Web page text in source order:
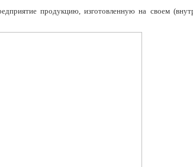
продукцию, изготовленную на своем